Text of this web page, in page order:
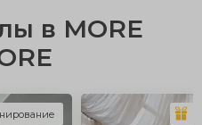
в MORE